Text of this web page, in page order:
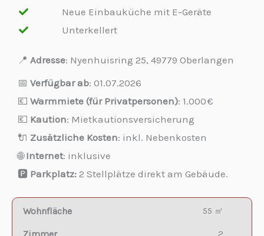
Neue Einbauküche mit E-Geräte
Unterkellert
📍 Adresse: Nyenhuisring 25, 49779 Oberlangen
📅 Verfügbar ab: 01.07.2026
💶 Warmmiete (für Privatpersonen): 1.000 €
💶 Kaution: Mietkautionsversicherung
🔌 Zusätzliche Kosten: inkl. Nebenkosten
🌐Internet: inklusive
🅿️ Parkplatz: 2 Stellplätze direkt am Gebäude.
Wohnfläche 55 ㎡
Zimmer 2